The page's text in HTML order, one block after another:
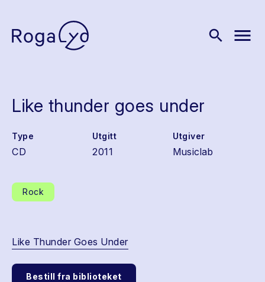
search menu
Like thunder goes under
Type
CD
Utgitt
2011
Utgiver
Musiclab
Rock
Like Thunder Goes Under
Bestill fra biblioteket